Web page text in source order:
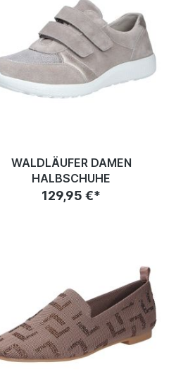
WALDLÄUFER DAMEN
HALBSCHUHE
129,95 €*